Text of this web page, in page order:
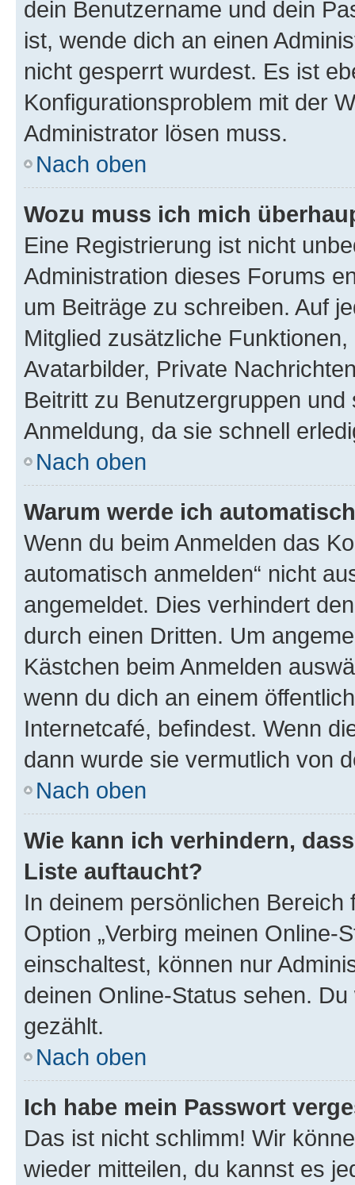
dein Benutzername und dein
ist, wende dich an einen
nicht gesperrt wurdest. Es ist
Konfigurationsproblem mit der
Administrator lösen muss.
Nach oben
Wozu muss ich mich
Eine Registrierung ist nicht
Administration dieses Forums
um Beiträge zu schreiben. Auf
Mitglied zusätzliche
Avatarbilder, Private
Beitritt zu Benutzergruppen
Anmeldung, da sie schnell
Nach oben
Warum werde ich
Wenn du beim Anmelden das
automatisch anmelden“ nicht
angemeldet. Dies verhindert
durch einen Dritten. Um
Kästchen beim Anmelden
wenn du dich an einem
Internetcafé, befindest. Wenn
dann wurde sie vermutlich von
Nach oben
Wie kann ich verhindern,
Liste auftaucht?
In deinem persönlichen
Option „Verbirg meinen Online-
einschaltest, können nur
deinen Online-Status sehen.
gezählt.
Nach oben
Ich habe mein Passwort
Das ist nicht schlimm! Wir
wieder mitteilen, du kannst es